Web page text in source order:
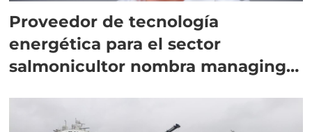
Proveedor de tecnología
energética para el sector
salmonicultor nombra managing